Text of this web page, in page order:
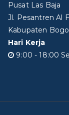
Pusat Las Baja
Jl. Pesantren Al
Kabupaten
Hari Kerja
9:00 - 18:00